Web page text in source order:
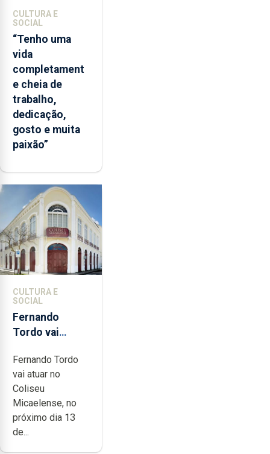
CULTURA E
SOCIAL
“Tenho uma
vida
completament
e cheia de
trabalho,
dedicação,
gosto e muita
paixão”
CULTURA E
SOCIAL
Fernando
Tordo vai
anos de
carreira no
Coliseu
Micaelense
Fernando Tordo
vai atuar no
Coliseu
Micaelense, no
próximo dia 13
de...